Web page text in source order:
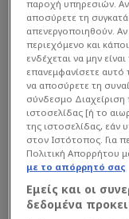
36'
36'
36'
36'
36' 61:
2π
36'
36'
παροχή υπηρεσιών.
αποσύρετε τη
απενεργοποιηθούν.
περιεχόμενο και
ενδέχεται να μην
επανεμφανίσετε αυτό
να αποσύρετε τη
σύνδεσμο
ιστοσελίδας [ή το
της ιστοσελίδας, εάν
στον Ιστότοπος. Για
Πολιτική Απορρήτου
με το απόρρητό σας
Εμείς και οι
δεδομένα